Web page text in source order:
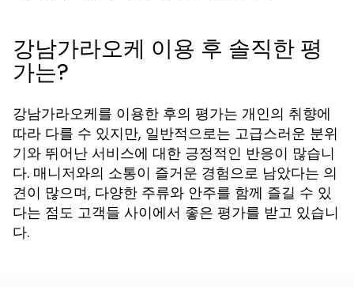
강남가라오케 이용 후 솔직한 평
가는?
강남가라오케를 이용한 후의 평가는 개인의 취향에
따라 다를 수 있지만, 일반적으로는 고급스러운 분위
기와 뛰어난 서비스에 대한 긍정적인 반응이 많습니
다. 매니저와의 소통이 즐거운 경험으로 남았다는 의
견이 많으며, 다양한 주류와 안주를 함께 즐길 수 있
다는 점도 고객들 사이에서 좋은 평가를 받고 있습니
다.